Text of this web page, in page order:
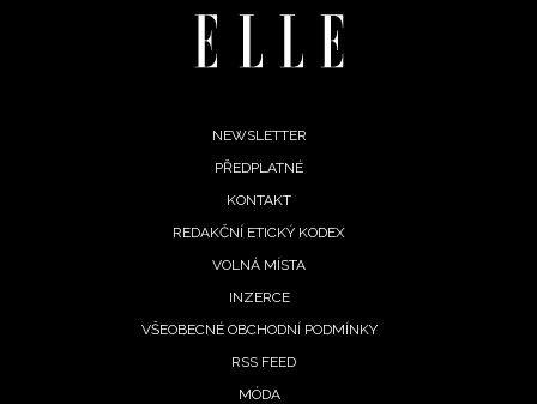
NEWSLETTER
PŘEDPLATNÉ
KONTAKT
REDAKČNÍ ETICKÝ KODEX
VOLNÁ MÍSTA
INZERCE
VŠEOBECNÉ OBCHODNÍ PODMÍNKY
RSS FEED
MÓDA